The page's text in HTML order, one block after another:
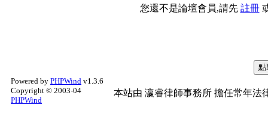
您還不是論壇會員,請先 註冊
Powered by PHPWind v1.3.6
Copyright © 2003-04
PHPWind
本站由 瀛睿律師事務所 擔任常年法